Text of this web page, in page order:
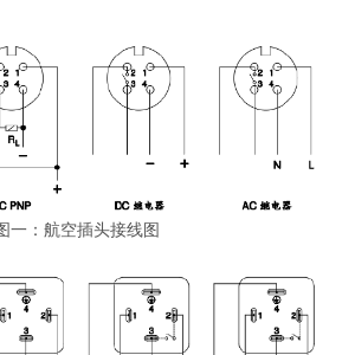
一：航空插头接线图